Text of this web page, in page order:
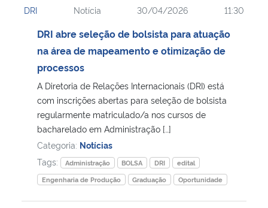
Ministério da Cidadania
Ministério de Minas e Energia
Ministério da Ciência, Tecnologia, Inovações e Comunicações
Ministério do Turismo
Ministério do Desenvolvimento Regional
DRI Notícia 30/04/2026 11:30
DRI abre seleção de bolsista para atuação
na área de mapeamento e otimização de
processos
A Diretoria de Relações Internacionais (DRI) está
com inscrições abertas para seleção de bolsista
regularmente matriculado/a nos cursos de
bacharelado em Administração […]
Categoria: Notícias
Tags:
Administração BOLSA DRI
edital
Engenharia de Produção
Graduação Oportunidade